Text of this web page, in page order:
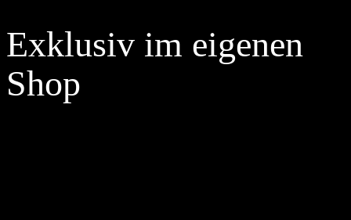
Exklusiv im eigenen
Shop